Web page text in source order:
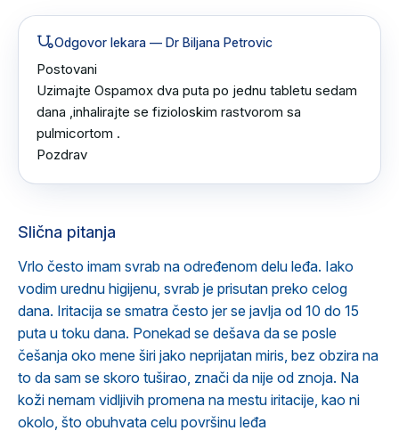
Odgovor lekara — Dr Biljana Petrovic
Postovani
Uzimajte Ospamox dva puta po jednu tabletu sedam
dana ,inhalirajte se fizioloskim rastvorom sa
pulmicortom .
Pozdrav
Slična pitanja
Vrlo često imam svrab na određenom delu leđa. Iako
vodim urednu higijenu, svrab je prisutan preko celog
dana. Iritacija se smatra često jer se javlja od 10 do 15
puta u toku dana. Ponekad se dešava da se posle
češanja oko mene širi jako neprijatan miris, bez obzira na
to da sam se skoro tuširao, znači da nije od znoja. Na
koži nemam vidljivih promena na mestu iritacije, kao ni
okolo, što obuhvata celu površinu leđa